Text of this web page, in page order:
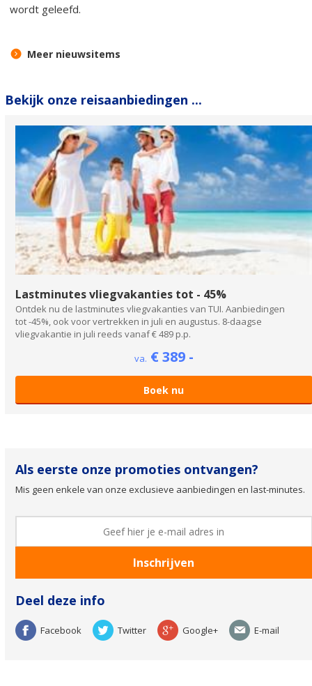
wordt geleefd.
Meer nieuwsitems
Bekijk onze reisaanbiedingen ...
Lastminutes vliegvakanties tot - 45%
Ontdek nu de lastminutes vliegvakanties van TUI. Aanbiedingen
tot -45%, ook voor vertrekken in juli en augustus. 8-daagse
vliegvakantie in juli reeds vanaf € 489 p.p.
va. € 389 -
Boek nu
Als eerste onze promoties ontvangen?
Mis geen enkele van onze exclusieve aanbiedingen en last-minutes.
Deel deze info
Facebook Twitter Google+ E-mail